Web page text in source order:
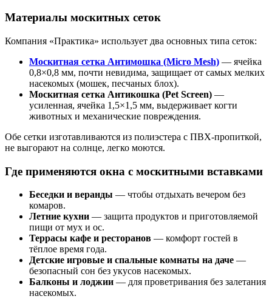
Материалы москитных сеток
Компания «Практика» использует два основных типа сеток:
Москитная сетка Антимошка (Micro Mesh) — ячейка
0,8×0,8 мм, почти невидима, защищает от самых мелких
насекомых (мошек, песчаных блох).
Москитная сетка Антикошка (Pet Screen) —
усиленная, ячейка 1,5×1,5 мм, выдерживает когти
животных и механические повреждения.
Обе сетки изготавливаются из полиэстера с ПВХ-пропиткой,
не выгорают на солнце, легко моются.
Где применяются окна с москитными вставками
Беседки и веранды — чтобы отдыхать вечером без
комаров.
Летние кухни — защита продуктов и приготовляемой
пищи от мух и ос.
Террасы кафе и ресторанов — комфорт гостей в
тёплое время года.
Детские игровые и спальные комнаты на даче —
безопасный сон без укусов насекомых.
Балконы и лоджии — для проветривания без залетания
насекомых.